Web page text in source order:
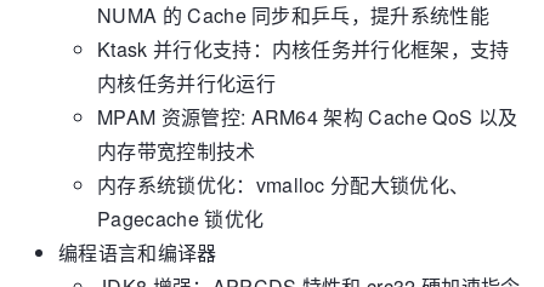
NUMA 的 Cache 同步和乒乓，提升系统性能
Ktask 并行化支持：内核任务并行化框架，支持
内核任务并行化运行
MPAM 资源管控: ARM64 架构 Cache QoS 以及
内存带宽控制技术
内存系统锁优化：vmalloc 分配大锁优化、
Pagecache 锁优化
编程语言和编译器